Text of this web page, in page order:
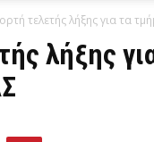
τελετής λήξης για τα
λήξης